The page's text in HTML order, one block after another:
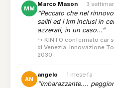
MM
Marco Mason · 3
“Peccato che nel
saliti ed i km inclusi in
azzerati, in un caso...”
↳ KINTO confermato car
di Venezia: innovazione
2030
AN
angelo · 1 mese fa
“imbarazzante....